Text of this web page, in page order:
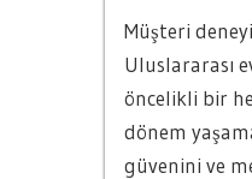
Müşteri
Uluslararası
öncelikli bir
dönem
güvenini ve